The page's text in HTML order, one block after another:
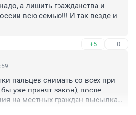
а лишить гражданства и
всю семью!!! И так везде и
+5 –0
пальцев снимать со всех при
уже принят закон), после
на местных граждан высылка